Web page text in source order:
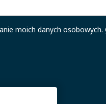
moich danych osobowych.